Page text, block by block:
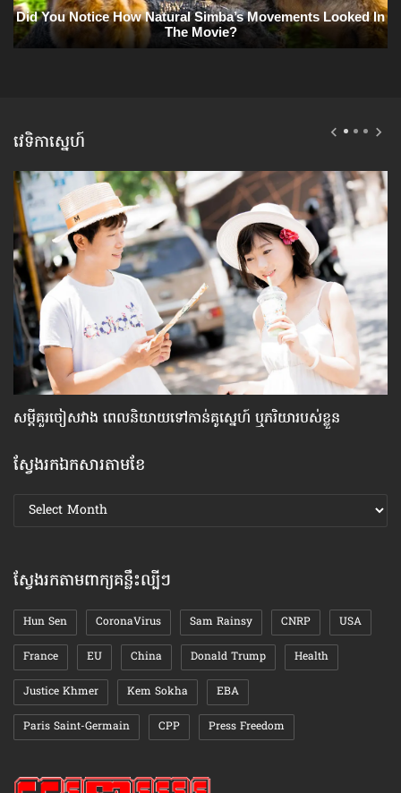
វេទិកាស្នេហ៍
សម្តី​គួរ​ចៀសវាង ពេល​និយាយ​ទៅ​កាន់​គូស្នេហ៍ ឬ​ភរិយា​របស់​ខ្លួន
ស្វែងរកឯកសារតាមខែ
ស្វែងរក
ឯកសារ
ស្វែងរកតាមពាក្យគន្លឹះល្បីៗ
Hun Sen CoronaVirus Sam Rainsy CNRP USA
France EU China Donald Trump Health
Justice Khmer Kem Sokha EBA
Paris Saint-Germain CPP Press Freedom